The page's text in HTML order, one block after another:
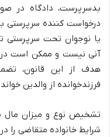
بدسرپرست، دادگاه در
درخواست کننده سرپرستی
یا نوجوان تحت سرپرستی
آنی نیست و ممکن است در
هدف از این قانون،
فرزندخوانده از والدین
تشخیص نوع و میزان مال
شرایط خانواده متقاضی را